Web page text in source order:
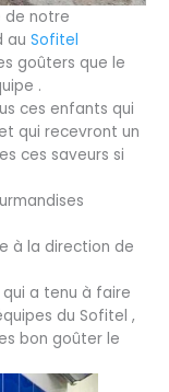
de notre
auSofitel
goûters que le
.
ces enfants qui
qui recevront un
ces saveurs si
à la direction de
a tenu à faire
du Sofitel ,
bon goûter le